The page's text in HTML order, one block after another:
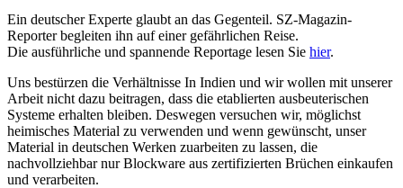
Ein deutscher Experte glaubt an das Gegenteil. SZ-Magazin-
Reporter begleiten ihn auf einer gefährlichen Reise.
Die ausführliche und spannende Reportage lesen Sie hier.
Uns bestürzen die Verhältnisse In Indien und wir wollen mit unserer
Arbeit nicht dazu beitragen, dass die etablierten ausbeuterischen
Systeme erhalten bleiben. Deswegen versuchen wir, möglichst
heimisches Material zu verwenden und wenn gewünscht, unser
Material in deutschen Werken zuarbeiten zu lassen, die
nachvollziehbar nur Blockware aus zertifizierten Brüchen einkaufen
und verarbeiten.